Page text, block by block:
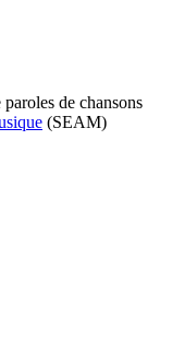
de chansons
(SEAM)